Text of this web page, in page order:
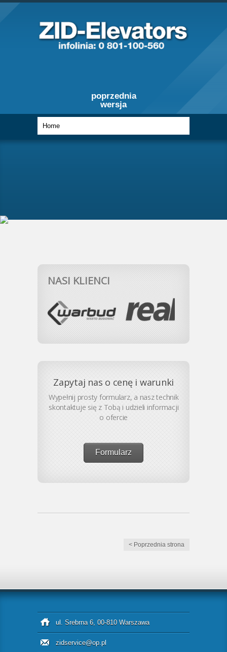
poprzednia
wersja
NASI KLIENCI
Zapytaj nas o cenę i warunki
Wypełnij prosty formularz, a nasz technik
skontaktuje się z Tobą i udzieli informacji
o ofercie
Formularz
< Poprzednia strona
ul. Srebrna 6, 00-810 Warszawa
zidservice@op.pl